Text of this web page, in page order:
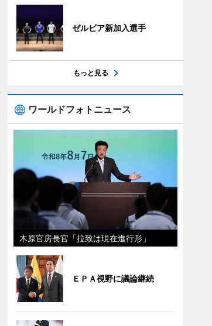
ゼルビア新加入選手
もっと見る
ワールドフォトニュース
木原官房長官「拉致は現在進行形」
ＥＰＡ視野に議論継続